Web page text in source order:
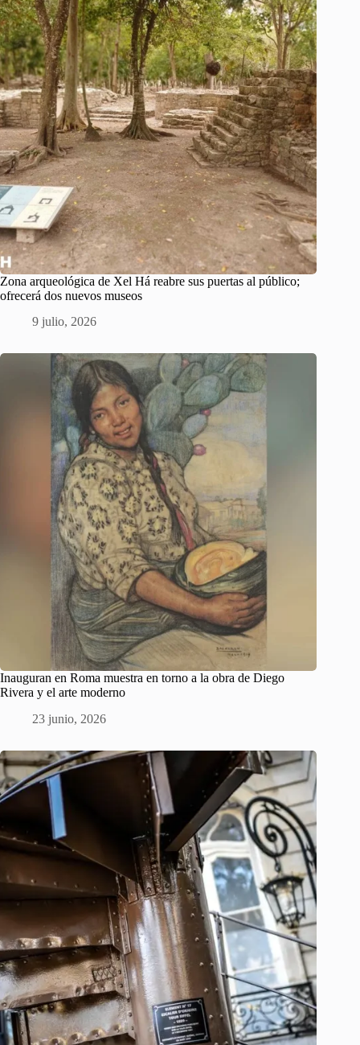
Zona arqueológica de Xel Há reabre sus puertas al público;
ofrecerá dos nuevos museos
9 julio, 2026
Inauguran en Roma muestra en torno a la obra de Diego
Rivera y el arte moderno
23 junio, 2026